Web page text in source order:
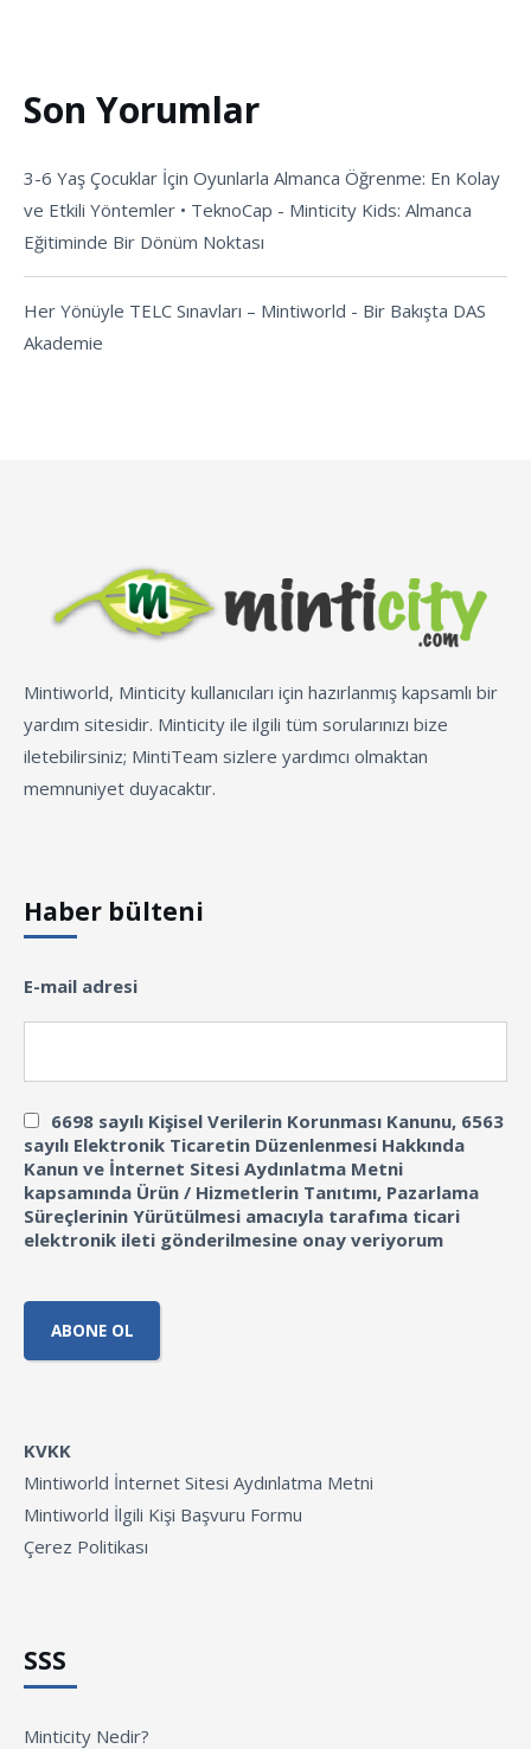
Son Yorumlar
3-6 Yaş Çocuklar İçin Oyunlarla Almanca Öğrenme: En Kolay
ve Etkili Yöntemler • TeknoCap - Minticity Kids: Almanca
Eğitiminde Bir Dönüm Noktası
Her Yönüyle TELC Sınavları – Mintiworld - Bir Bakışta DAS
Akademie
Mintiworld, Minticity kullanıcıları için hazırlanmış kapsamlı bir
yardım sitesidir. Minticity ile ilgili tüm sorularınızı bize
iletebilirsiniz; MintiTeam sizlere yardımcı olmaktan
memnuniyet duyacaktır.
Haber bülteni
E-mail adresi
6698 sayılı Kişisel Verilerin Korunması Kanunu, 6563
sayılı Elektronik Ticaretin Düzenlenmesi Hakkında
Kanun ve İnternet Sitesi Aydınlatma Metni
kapsamında Ürün / Hizmetlerin Tanıtımı, Pazarlama
Süreçlerinin Yürütülmesi amacıyla tarafıma ticari
elektronik ileti gönderilmesine onay veriyorum
KVKK
Mintiworld İnternet Sitesi Aydınlatma Metni
Mintiworld İlgili Kişi Başvuru Formu
Çerez Politikası
SSS
Minticity Nedir?